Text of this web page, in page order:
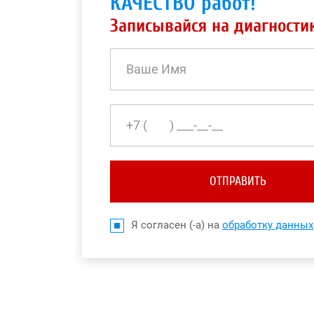
Записывайся на
ОТПРАВИТЬ
Я согласен (-а) на обработку данных